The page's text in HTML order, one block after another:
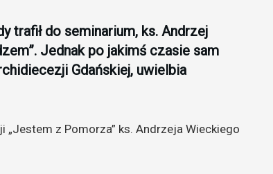
trafił do seminarium, ks. Andrzej
Jednak po jakimś czasie sam
Gdańskiej, uwielbia
z Pomorza” ks. Andrzeja Wieckiego